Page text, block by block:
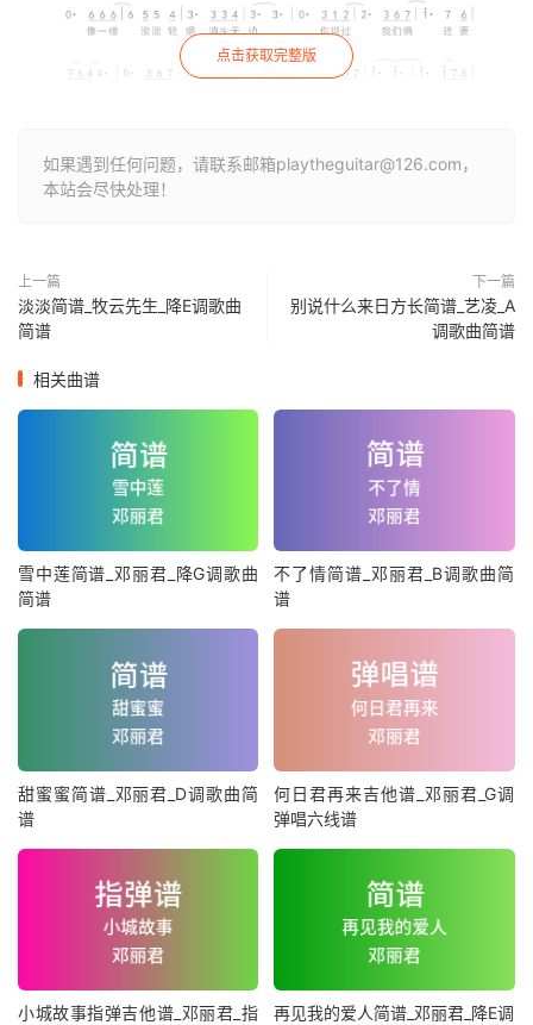
点击获取完整版
如果遇到任何问题，请联系邮箱playtheguitar@126.com，
本站会尽快处理！
上一篇
淡淡简谱_牧云先生_降E调歌曲
简谱
下一篇
别说什么来日方长简谱_艺凌_A
调歌曲简谱
相关曲谱
雪中莲简谱_邓丽君_降G调歌曲
简谱
不了情简谱_邓丽君_B调歌曲简
谱
甜蜜蜜简谱_邓丽君_D调歌曲简
谱
何日君再来吉他谱_邓丽君_G调
弹唱六线谱
小城故事指弹吉他谱_邓丽君_指
再见我的爱人简谱_邓丽君_降E调